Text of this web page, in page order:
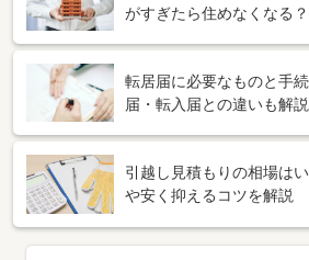
がすぎたら住めなくなる？
転居届に必要なものと手
届・転入届との違いも解説
引越し見積もりの相場は
や安く抑えるコツを解説